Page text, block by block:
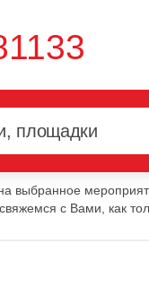
выбранное
с Вами, как